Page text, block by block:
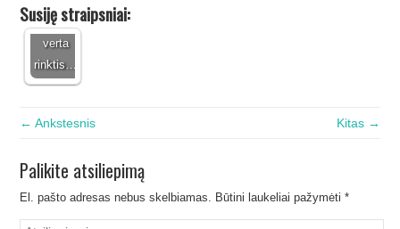
Susiję straipsniai:
- kodėl
verta
rinktis…
← Ankstesnis Kitas →
Palikite atsiliepimą
El. pašto adresas nebus skelbiamas. Būtini laukeliai pažymėti*